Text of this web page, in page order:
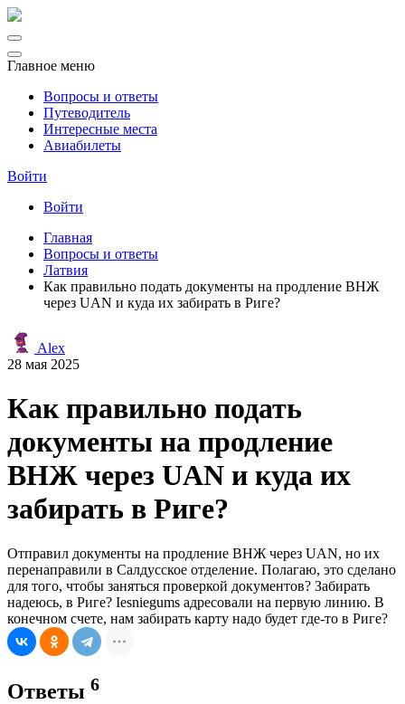
Главное меню
Вопросы и ответы
Путеводитель
Интересные места
Авиабилеты
Войти
Войти
Главная
Вопросы и ответы
Латвия
Как правильно подать документы на продление ВНЖ
через UAN и куда их забирать в Риге?
Alex
28 мая 2025
Как правильно подать
документы на продление
ВНЖ через UAN и куда их
забирать в Риге?
Отправил документы на продление ВНЖ через UAN, но их
перенаправили в Салдусское отделение. Полагаю, это сделано
для того, чтобы заняться проверкой документов? Забирать
надеюсь, в Риге? Iesniegums адресовали на первую линию. В
конечном счете, нам забирать карту надо будет где-то в Риге?
Ответы 6